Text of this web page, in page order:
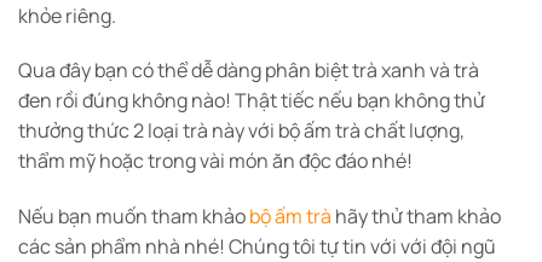
khỏe riêng.
Qua đây bạn có thể dễ dàng phân biệt trà xanh và trà
đen rồi đúng không nào! Thật tiếc nếu bạn không thử
thưởng thức 2 loại trà này với bộ ấm trà chất lượng,
thẩm mỹ hoặc trong vài món ăn độc đáo nhé!
Nếu bạn muốn tham khảobộ ấm trà hãy thử tham khảo
các sản phẩm nhà nhé! Chúng tôi tự tin với với đội ngũ